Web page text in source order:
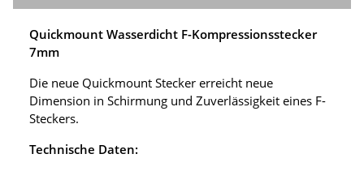
Quickmount Wasserdicht F-Kompressionsstecker
7mm
Die neue Quickmount Stecker erreicht neue
Dimension in Schirmung und Zuverlässigkeit eines F-
Steckers.
Technische Daten: